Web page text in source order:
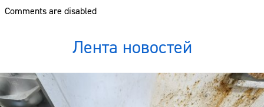
Comments are disabled
Лента новостей